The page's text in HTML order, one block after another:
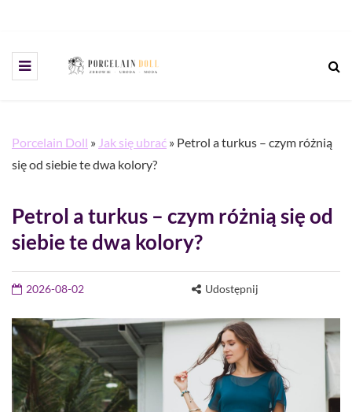
Porcelain Doll » Jak się ubrać » Petrol a turkus – czym różnią
się od siebie te dwa kolory?
Petrol a turkus – czym różnią się od
siebie te dwa kolory?
2026-08-02 Udostępnij